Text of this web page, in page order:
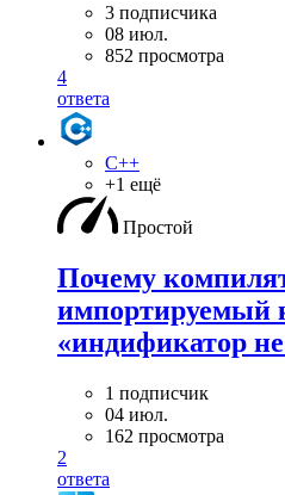
3 подписчика
08 июл.
852 просмотра
4
ответа
C++
+1 ещё
Простой
Почему
импортируемый
«индификатор
1 подписчик
04 июл.
162 просмотра
2
ответа